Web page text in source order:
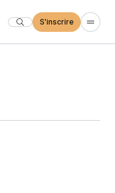
S'inscrire